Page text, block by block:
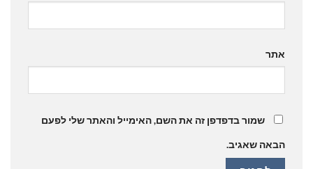
אתר
שמור בדפדפן זה את השם, האימייל והאתר שלי לפעם
הבאה שאגיב.